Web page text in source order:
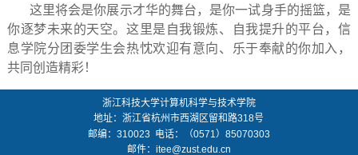
这里将会是你展示才华的舞台，是你一试身手的摇篮，是
你逐梦未来的天空。这里是自我锻炼、自我提升的平台，信
息学院分团委学生会热忱欢迎有意向、乐于奉献的你加入，
共同创造精彩！
浙江科技大学计算机科学与技术学院
地址：浙江省杭州市西湖区留和路318号
邮编： 310023 电话：（0571）85070303
邮件： itee@zust.edu.cn